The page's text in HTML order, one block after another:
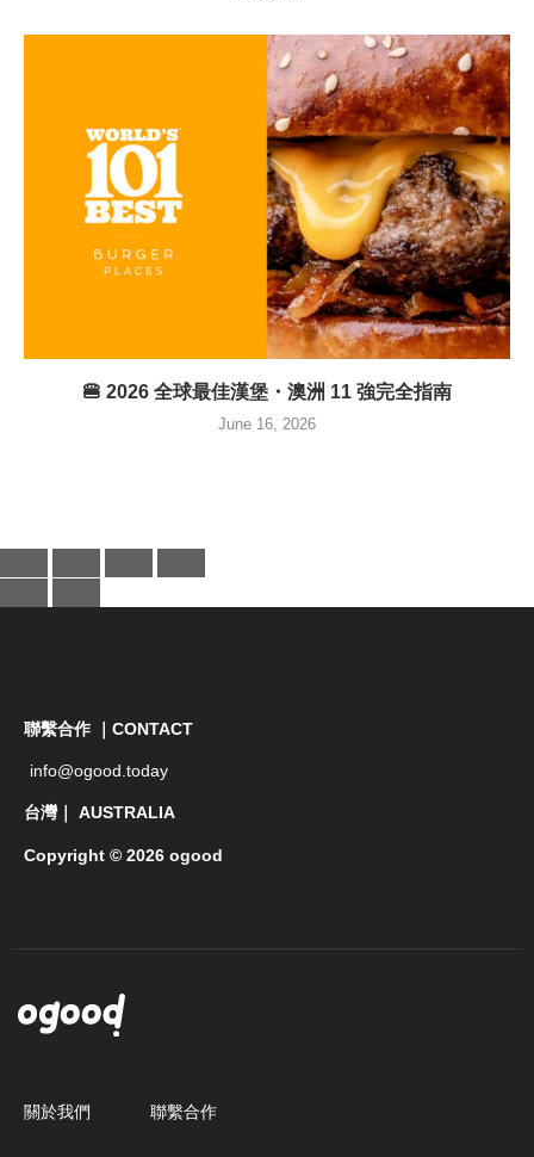
🍔 2026 全球最佳漢堡・澳洲 11 強完全指南
June 16, 2026
聯繫合作 ｜CONTACT
info@ogood.today
台灣｜ AUSTRALIA
Copyright © 2026 ogood
關於我們 聯繫合作